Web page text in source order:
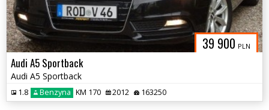
39 900 PLN
Audi A5 Sportback
Audi A5 Sportback
1.8 Benzyna KM 170 2012 163250